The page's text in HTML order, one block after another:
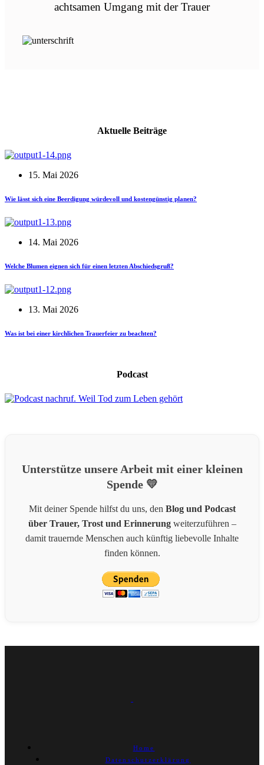
achtsamen Umgang mit der Trauer
Aktuelle Beiträge
15. Mai 2026
Wie lässt sich eine Beerdigung würdevoll und kostengünstig planen?
14. Mai 2026
Welche Blumen eignen sich für einen letzten Abschiedsgruß?
13. Mai 2026
Was ist bei einer kirchlichen Trauerfeier zu beachten?
Podcast
Unterstütze unsere Arbeit mit einer kleinen
Spende 💛
Mit deiner Spende hilfst du uns, den Blog und Podcast
über Trauer, Trost und Erinnerungweiterzuführen –
damit trauernde Menschen auch künftig liebevolle Inhalte
finden können.
Home
Datenschutzerklärung